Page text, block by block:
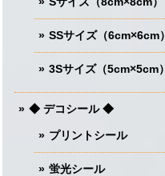
SSサイズ（6cm×6cm）
3Sサイズ（5cm×5cm）
◆ デコシール ◆
プリントシール
蛍光シール